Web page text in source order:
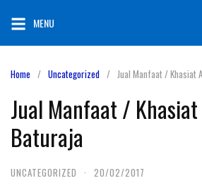
content
MENU
Home Uncategorized Jual Manfaat / Khasiat
Jual Manfaat /
Baturaja
UNCATEGORIZED · 20/02/2017